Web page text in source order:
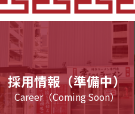
採用情報（準備中）
Career（Coming Soon）